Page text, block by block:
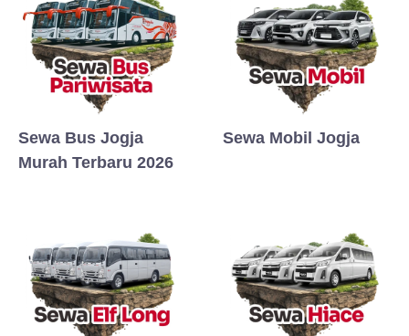
Sewa Bus Jogja
Murah Terbaru 2026
Sewa Mobil Jogja